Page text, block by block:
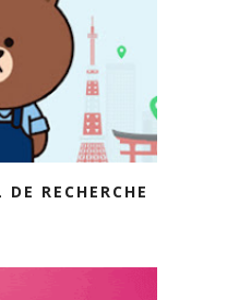
RECHERCHE